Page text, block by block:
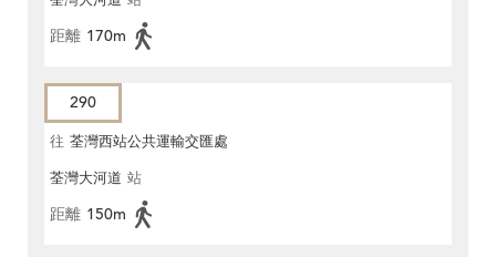
距離 170m
290
往 荃灣西站公共運輸交匯處
荃灣大河道 站
距離 150m